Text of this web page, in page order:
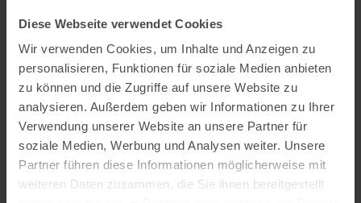
Diese Webseite verwendet Cookies
Wir verwenden Cookies, um Inhalte und Anzeigen zu
personalisieren, Funktionen für soziale Medien anbieten
zu können und die Zugriffe auf unsere Website zu
analysieren. Außerdem geben wir Informationen zu Ihrer
Verwendung unserer Website an unsere Partner für
soziale Medien, Werbung und Analysen weiter. Unsere
Partner führen diese Informationen möglicherweise mit
weiteren Daten zusammen, die Sie ihnen bereitgestellt